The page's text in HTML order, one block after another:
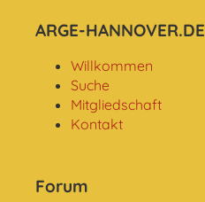
ARGE-HANNOVER.DE
Willkommen
Suche
Mitgliedschaft
Kontakt
Forum